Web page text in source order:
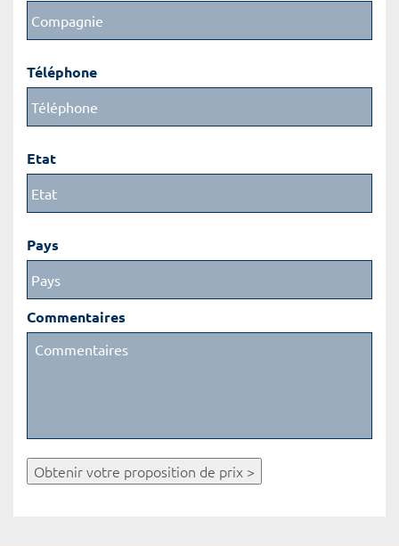
Téléphone
Etat
Pays
Commentaires
Obtenir votre proposition de prix >